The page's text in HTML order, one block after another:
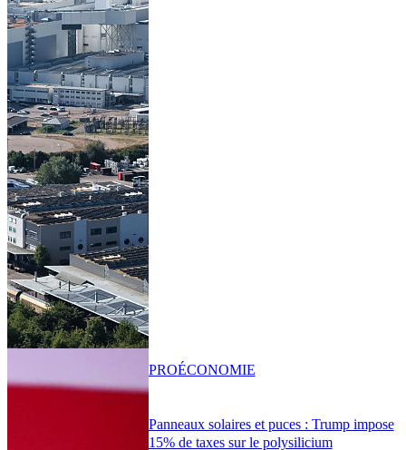
Panneaux solaires et puces : Trump impose
15% de taxes sur le polysilicium
PROÉCONOMIE